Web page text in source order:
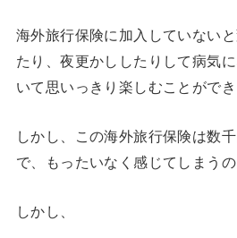
海外旅行保険に加入していない
たり、夜更かししたりして病気
いて思いっきり楽しむことができ
しかし、この海外旅行保険は数
で、もったいなく感じてしまうの
しかし、